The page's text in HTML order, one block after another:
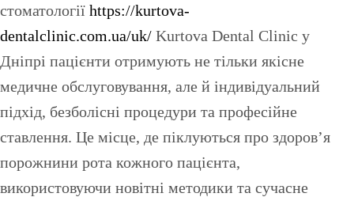
стоматології https://kurtova-
dentalclinic.com.ua/uk/ Kurtova Dental Clinic у
Дніпрі пацієнти отримують не тільки якісне
медичне обслуговування, але й індивідуальний
підхід, безболісні процедури та професійне
ставлення. Це місце, де піклуються про здоров’я
порожнини рота кожного пацієнта,
використовуючи новітні методики та сучасне